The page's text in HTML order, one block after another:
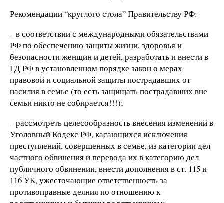
Рекомендации “круглого стола” Правительству РФ:
– в соответствии с международными обязательствами
РФ по обеспечению защиты жизни, здоровья и
безопасности женщин и детей, разработать и внести в
ГД РФ в установленном порядке закон о мерах
правовой и социальной защиты пострадавших от
насилия в семье (то есть защищать пострадавших вне
семьи никто не собирается!!!);
– рассмотреть целесообразность внесения изменений в
Уголовный Кодекс РФ, касающихся исключения
преступлений, совершенных в семье, из категории дел
частного обвинения и перевода их в категорию дел
публичного обвинении, внести дополнения в ст. 115 и
116 УК, ужесточающие ответственность за
противоправные деяния по отношению к